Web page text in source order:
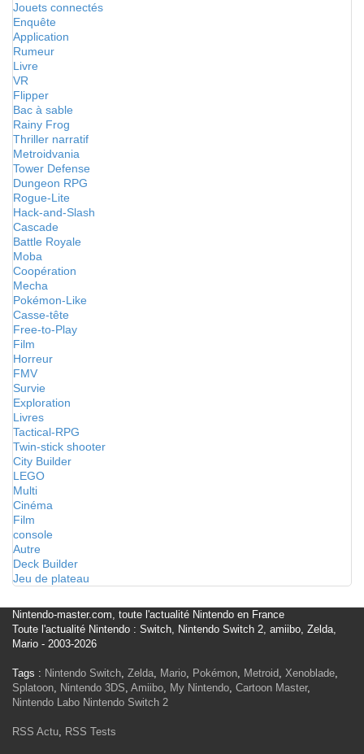
Jouets connectés
Enquête
Application
Rumeur
Livre
VR
Flipper
Bac à sable
Rainy Frog
Thriller narratif
Metroidvania
Tower Defense
Dungeon RPG
Rogue-Lite
Hack-and-Slash
Cascade
Battle Royale
Moba
Coopération
Mecha
Pokémon-Like
Casse-tête
Free-to-Play
Film
Horreur
FMV
Survie
Exploration
Livres
Tactical-RPG
Twin-stick shooter
City Builder
LEGO
Multi
Cinéma
Film
console
Autre
Deck Builder
Jeu de plateau
Nintendo-master.com, toute l'actualité Nintendo en France
Toute l'actualité Nintendo : Switch, Nintendo Switch 2, amiibo, Zelda,
Mario - 2003-2026
Tags : Nintendo Switch, Zelda, Mario, Pokémon, Metroid, Xenoblade,
Splatoon, Nintendo 3DS, Amiibo, My Nintendo, Cartoon Master,
Nintendo Labo Nintendo Switch 2
RSS Actu, RSS Tests